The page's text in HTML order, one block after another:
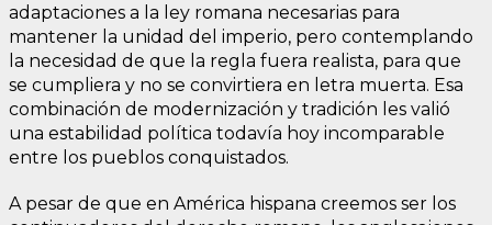
adaptaciones a la ley romana necesarias para
mantener la unidad del imperio, pero contemplando
la necesidad de que la regla fuera realista, para que
se cumpliera y no se convirtiera en letra muerta. Esa
combinación de modernización y tradición les valió
una estabilidad política todavía hoy incomparable
entre los pueblos conquistados.
A pesar de que en América hispana creemos ser los